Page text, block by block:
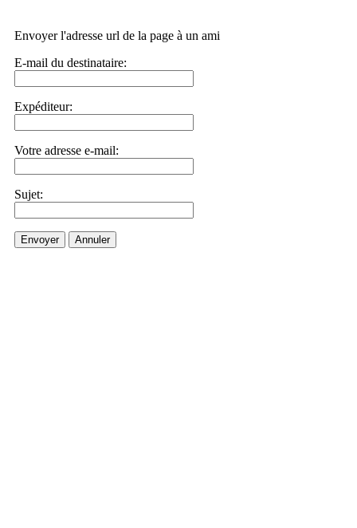
Envoyer l'adresse url de la page à un ami
E-mail du destinataire:
Expéditeur:
Votre adresse e-mail:
Sujet:
Envoyer Annuler